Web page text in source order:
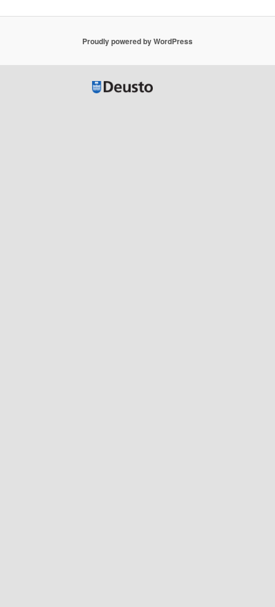
Proudly powered by WordPress